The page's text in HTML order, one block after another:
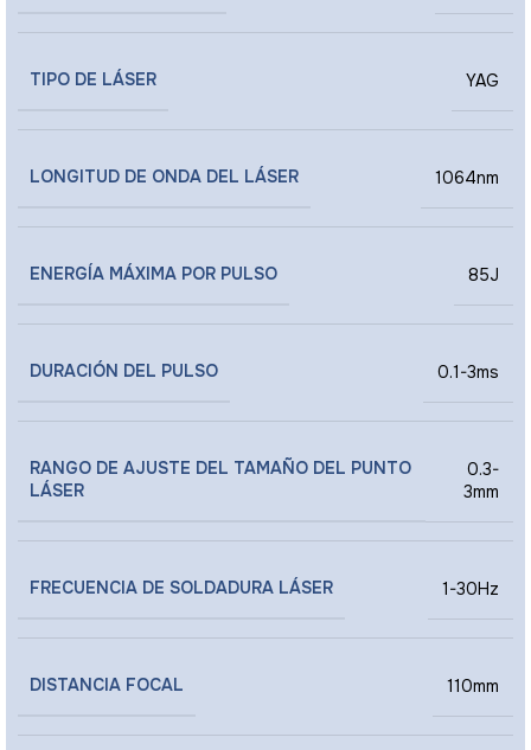
TIPO DE LÁSER YAG
LONGITUD DE ONDA DEL LÁSER 1064nm
ENERGÍA MÁXIMA POR PULSO 85J
DURACIÓN DEL PULSO 0.1-3ms
RANGO DE AJUSTE DEL TAMAÑO DEL PUNTO
LÁSER
0.3-
3mm
FRECUENCIA DE SOLDADURA LÁSER 1-30Hz
DISTANCIA FOCAL 110mm